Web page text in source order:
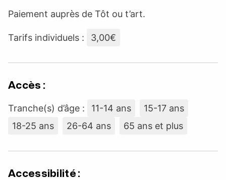
Paiement auprès de Tôt ou t’art.
Tarifs individuels : 3,00€
Accès :
Tranche(s) d’âge : 11-14 ans
15-17 ans
18-25 ans
26-64 ans 65 ans et plus
Accessibilité :